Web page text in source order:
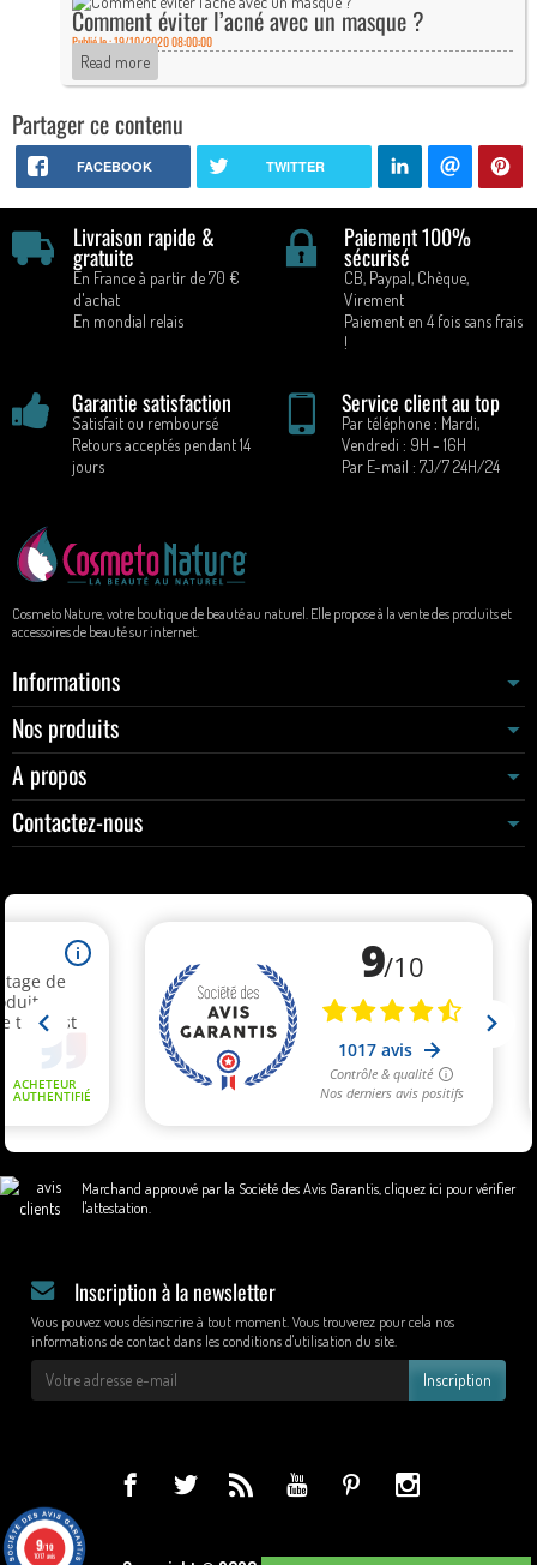
Comment éviter l’acné avec un masque ?
Publié le : 19/10/2020 08:00:00
Read more
Partager ce contenu
FACEBOOK TWITTER
Livraison rapide &
gratuite
En France à partir de 70 €
d'achat
En mondial relais
Paiement 100%
sécurisé
CB, Paypal, Chèque,
Virement
Paiement en 4 fois sans frais
!
Garantie satisfaction
Satisfait ou remboursé
Retours acceptés pendant 14
jours
Service client au top
Par téléphone : Mardi,
Vendredi : 9H - 16H
Par E-mail : 7J/7 24H/24
Cosmeto Nature, votre boutique de beauté au naturel. Elle propose à la vente des produits et
accessoires de beauté sur internet.
Informations
Nos produits
A propos
Contactez-nous
Marchand approuvé par la Société des Avis Garantis, cliquez ici pour vérifier
l'attestation
Inscription à la newsletter
Vous pouvez vous désinscrire à tout moment. Vous trouverez pour cela nos
informations de contact dans les conditions d'utilisation du site.
Inscription
9/10
1017 avis